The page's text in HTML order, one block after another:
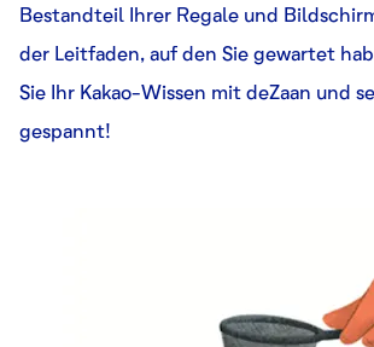
Bestandteil Ihrer Regale und
der Leitfaden, auf den Sie gewartet
Sie Ihr Kakao-Wissen mit deZaan und
gespannt!